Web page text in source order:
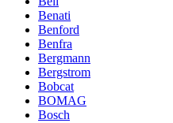
Benati
Benford
Benfra
Bergmann
Bergstrom
Bobcat
BOMAG
Bosch